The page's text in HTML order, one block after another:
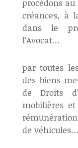
créances, à
dans le
l’Avocat…
par toutes
des biens
de Droits
mobilières
de véhicules…